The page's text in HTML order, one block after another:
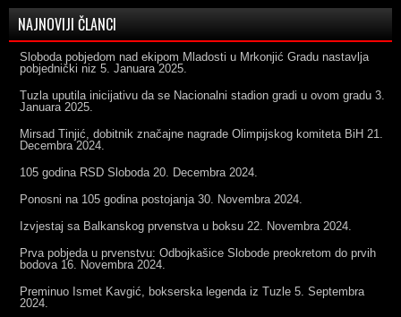
NAJNOVIJI ČLANCI
Sloboda pobjedom nad ekipom Mladosti u Mrkonjić Gradu nastavlja
pobjednički niz 5. Januara 2025.
Tuzla uputila inicijativu da se Nacionalni stadion gradi u ovom gradu 3.
Januara 2025.
Mirsad Tinjić, dobitnik značajne nagrade Olimpijskog komiteta BiH 21.
Decembra 2024.
105 godina RSD Sloboda 20. Decembra 2024.
Ponosni na 105 godina postojanja 30. Novembra 2024.
Izvjestaj sa Balkanskog prvenstva u boksu 22. Novembra 2024.
Prva pobjeda u prvenstvu: Odbojkašice Slobode preokretom do prvih
bodova 16. Novembra 2024.
Preminuo Ismet Kavgić, bokserska legenda iz Tuzle 5. Septembra
2024.